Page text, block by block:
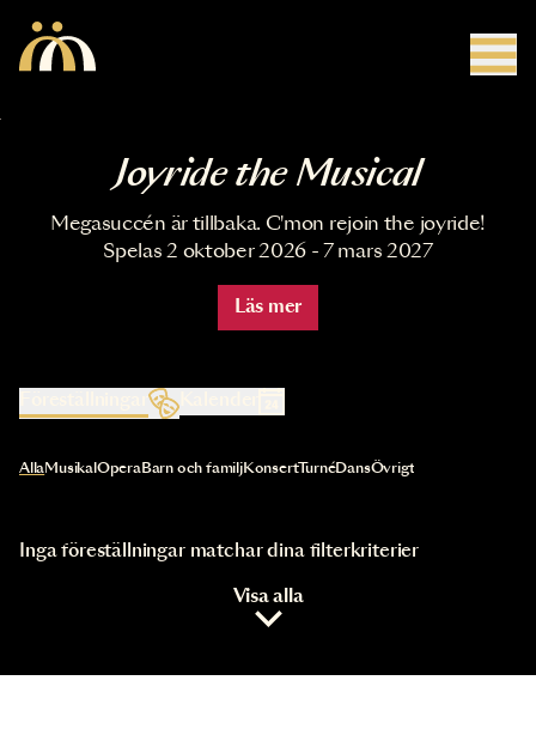
Joyride the Musical
Megasuccén är tillbaka. C'mon rejoin the joyride!
Spelas 2 oktober 2026 - 7 mars 2027
Läs mer
Kalender
Val av kategori uppdaterar innehållet automatiskt
AllaMusikal OperaBarn och familjKonsertTurnéDansÖvrigt
Inga föreställningar matchar dina filterkriterier
Visa alla